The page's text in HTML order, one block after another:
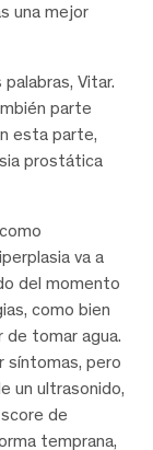
una mejor
Vitar.
parte
esta parte,
prostática
va a
del momento
como bien
de tomar agua.
síntomas, pero
un ultrasonido,
de
temprana,